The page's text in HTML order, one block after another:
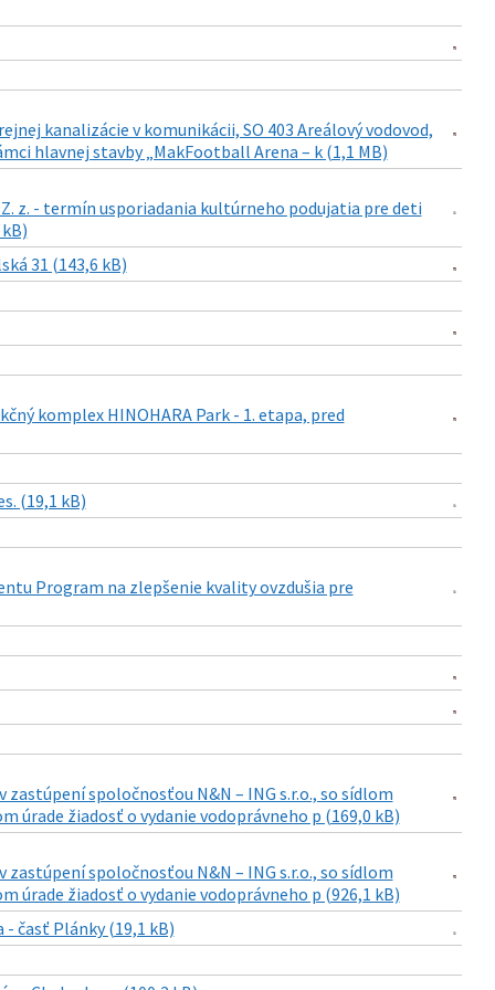
kanalizácie v komunikácii, SO 403 Areálový vodovod,
hlavnej stavby „MakFootball Arena – k (1,1 MB)
Z. z. - termín usporiadania kultúrneho podujatia pre deti
31 (143,6 kB)
komplex HINOHARA Park - 1. etapa, pred
(19,1 kB)
Program na zlepšenie kvality ovzdušia pre
zastúpení spoločnosťou N&N – ING s.r.o., so sídlom
úrade žiadosť o vydanie vodoprávneho p (169,0 kB)
zastúpení spoločnosťou N&N – ING s.r.o., so sídlom
úrade žiadosť o vydanie vodoprávneho p (926,1 kB)
- časť Plánky (19,1 kB)